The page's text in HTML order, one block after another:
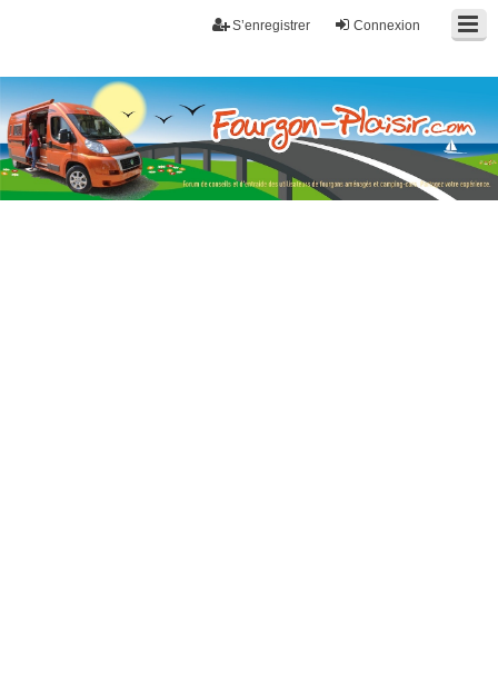
Connexion
S’enregistrer
Fourgon-plaisir.com
Forum de conseils et d'entraide des utilisateurs de fourgons, fourgons
aménagés, vans et de camping-car. Partagez votre expérience.